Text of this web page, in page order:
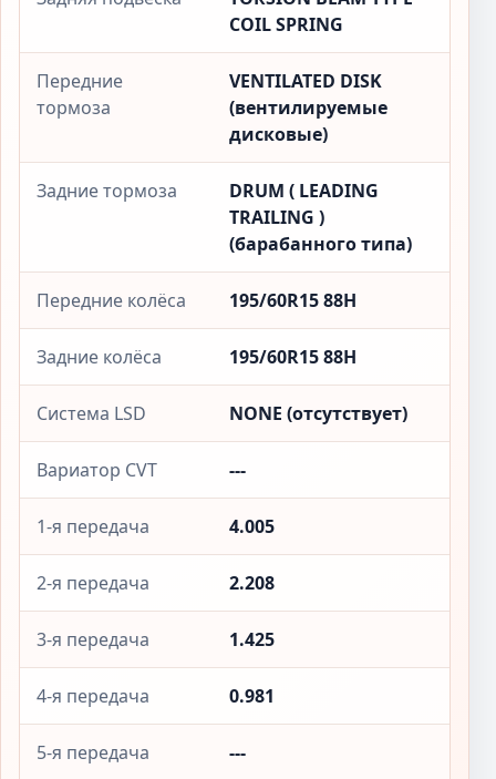
COIL SPRING
Передние
тормоза
VENTILATED DISK
(вентилируемые
дисковые)
Задние тормоза
DRUM ( LEADING
TRAILING )
(барабанного типа)
Передние колёса 195/60R15 88H
Задние колёса 195/60R15 88H
Система LSD NONE (отсутствует)
Вариатор CVT ---
1-я передача 4.005
2-я передача 2.208
3-я передача 1.425
4-я передача 0.981
5-я передача ---